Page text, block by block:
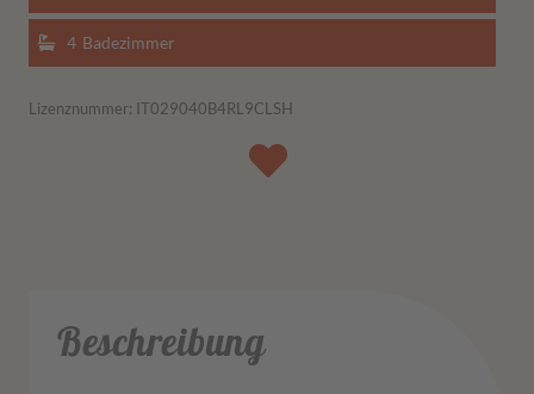
Badezimmer
4
Lizenznummer: IT029040B4RL9CLSH
Beschreibung